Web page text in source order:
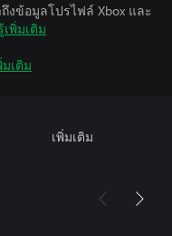
งข้อมูลโปรไฟล์ Xbox และ
เพิ่มเติม
มเติม
เพิ่มเติม